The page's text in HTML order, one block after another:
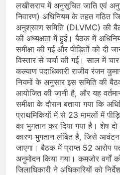
लखीसराय में अनुसूचित जाति एवं
निवारण) अधिनियम के तहत गठित
अनुश्रवण समिति (DLVMC) की
की अध्यक्षता में हुई। बैठक में
समीक्षा की गई और पीड़ितों को दी
विस्तार से चर्चा की गई। साल में
कल्याण पदाधिकारी राजीव रंजन
नियमों के अनुसार इस समिति की
आयोजित की जानी है, और यह
समीक्षा के दौरान बताया गया कि
प्राथमिकियों में से 23 मामलों में
का भुगतान कर दिया गया है। शेष
कारण भुगतान लंबित है, जिसे आवंटन
जाएगा। बैठक में प्राप्त 52 आरोप
अनुमोदन किया गया। कमजोर वर्गों
जिलाधिकारी ने अधिकारियों को